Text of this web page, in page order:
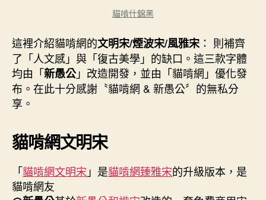
貓啃什錦黑
這裡介紹貓啃網的文明宋/煙波宋/風雅宋 ： 則補齊
了「人文感」與「復古美學」的缺口。這三款字體
均由「新愚公」改造開發，並由「貓啃網」優化發
布。在此十分感謝〝貓啃網 & 新愚公〞的無私分
享。
貓啃網文明宋
「貓啃網文明宋 」是貓啃網臻雅宋的升級版本，是
貓啃網友